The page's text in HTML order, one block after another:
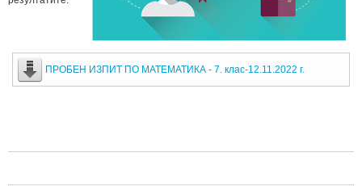
ПРОБЕН ИЗПИТ ПО МАТЕМАТИКА - 7. клас-12.11.2022 г.